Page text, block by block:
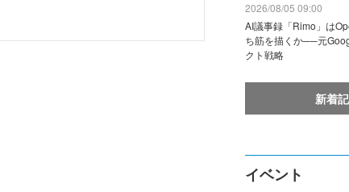
2026/08/05 09:00
AI議事録「Rimo」は
ち筋を描くか──元
クト戦略
新着
イベント